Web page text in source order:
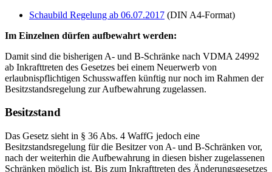
Schaubild Regelung ab 06.07.2017 (DIN A4-Format)
Im Einzelnen dürfen aufbewahrt werden:
Damit sind die bisherigen A- und B-Schränke nach VDMA 24992
ab Inkrafttreten des Gesetzes bei einem Neuerwerb von
erlaubnispflichtigen Schusswaffen künftig nur noch im Rahmen der
Besitzstandsregelung zur Aufbewahrung zugelassen.
Besitzstand
Das Gesetz sieht in § 36 Abs. 4 WaffG jedoch eine
Besitzstandsregelung für die Besitzer von A- und B-Schränken vor,
nach der weiterhin die Aufbewahrung in diesen bisher zugelassenen
Schränken möglich ist. Bis zum Inkrafttreten des Änderungsgesetzes